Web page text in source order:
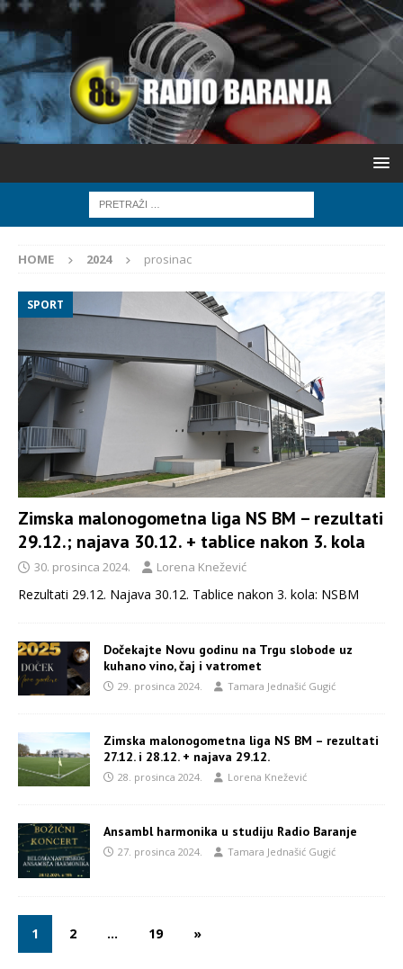
HOME 2024 prosinac
SPORT
Zimska malonogometna liga NS BM – rezultati
29.12.; najava 30.12. + tablice nakon 3. kola
30. prosinca 2024. Lorena Knežević
Rezultati 29.12. Najava 30.12. Tablice nakon 3. kola: NSBM
Dočekajte Novu godinu na Trgu slobode uz
kuhano vino, čaj i vatromet
29. prosinca 2024. Tamara Jednašić Gugić
Zimska malonogometna liga NS BM – rezultati
27.12. i 28.12. + najava 29.12.
28. prosinca 2024. Lorena Knežević
Ansambl harmonika u studiju Radio Baranje
27. prosinca 2024. Tamara Jednašić Gugić
1 2 … 19 »